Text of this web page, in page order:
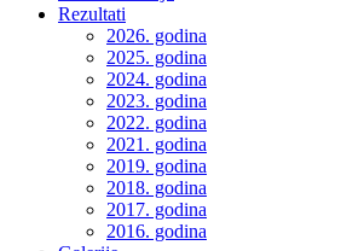
Rezultati
2026. godina
2025. godina
2024. godina
2023. godina
2022. godina
2021. godina
2019. godina
2018. godina
2017. godina
2016. godina